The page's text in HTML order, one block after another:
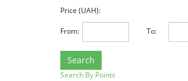
Price (UAH):
From: To:
Search
Search By Points